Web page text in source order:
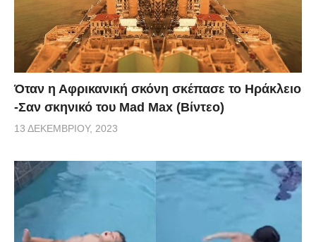
Όταν η Αφρικανική σκόνη σκέπασε το Ηράκλειο
-Σαν σκηνικό του Mad Max (Βίντεο)
13 ΔΕΚΕΜΒΡΊΟΥ, 2023